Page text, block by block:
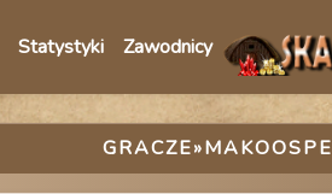
Statystyki Zawodnicy
GRACZE»MAKOOSPE